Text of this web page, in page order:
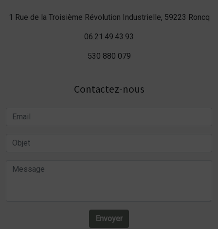
1 Rue de la Troisième Révolution Industrielle, 59223 Roncq
06.21.49.43.93
530 880 079
Contactez-nous
Envoyer